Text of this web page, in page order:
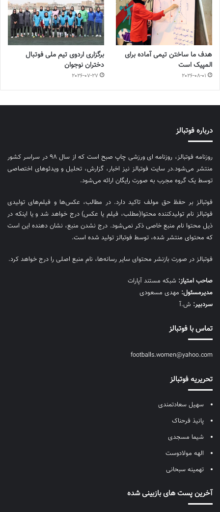
هدف ما ساختن تیمی آماده برای
المپیک است
2026-08-01
برگزاری اردوی تیم ملی فوتبال
دختران نوجوان
2026-07-27
درباره فوتبالز
روزنامه فوتبالز، روزنامه ای ورزشی چاپ صبح است که از سال ۹۸ در سراسر کشور
منتشر می‌شود.در سایت فوتبالز نیز اخبار، گزارش، تحلیل و ویدئوهای اختصاصی
توسط یک گروه مجرب به صورت رایگان ارائه می‌شود.
فوتبالز بر حفظ حق مولف تاکید دارد. در مطالب، عکس‌ها و فیلم‌های تولیدی
فوتبالز نام تولیدکننده محتوا(مطلب، فیلم یا عکس) درج خواهد شد و یا اینکه در
ذیل محتوا نام منبع خاصی ذکر نمی‌‎شود. درج نشدن منبع، نشان دهنده این است
که محتوای منتشر شده، توسط فوتبالز تولید شده است.
فوتبالز در صورت بازنشر محتوای سایر رسانه‌ها، نام منبع اصلی را درج خواهد کرد.
صاحب امتیاز: شبکه مستند آپارات
مديرمسئول: مهدی مسعودی
سردبیر: ش.آ
تماس با فوتبالز
footballs.women@yahoo.com
تحریریه فوتبالز
سهیل سعادتمندی
پانیذ فرحناک
شیما مسجدی
الهه مولادوست
تهمینه سبحانی
آخرین پست های بازبینی شده